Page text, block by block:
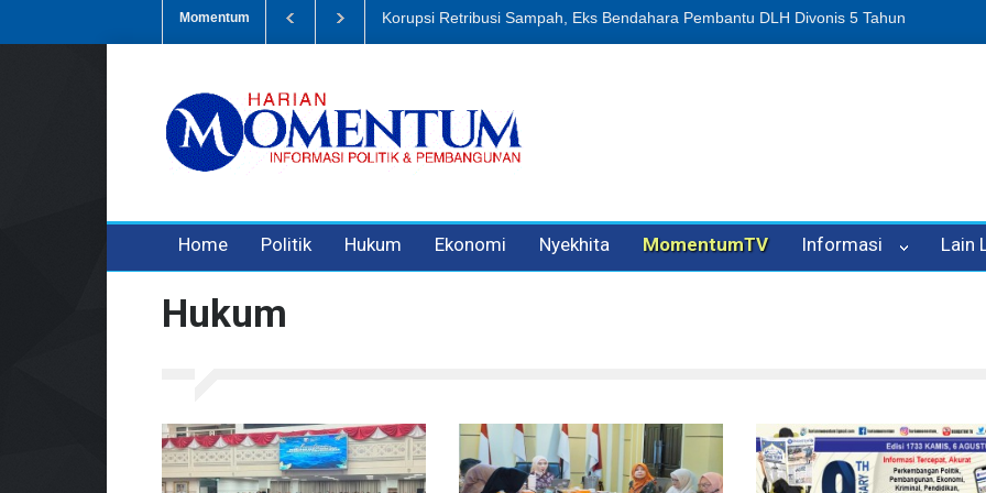
Momentum Dugaan Penipuan Oleh Oknum Kadis, Kuasa Hukum Pelapor Desak Polisi Tetapkan P-
Home Politik Hukum Ekonomi Nyekhita MomentumTV Informasi Lain
Hukum